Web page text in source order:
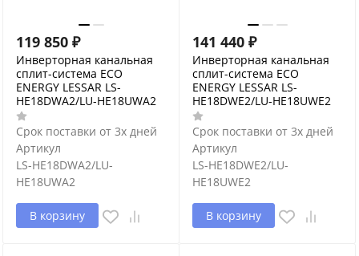
119 850 ₽
Инверторная канальная
сплит-система ECO
ENERGY LESSAR LS-
HE18DWA2/LU-HE18UWA2
Срок поставки от 3х дней
Артикул
LS-HE18DWA2/LU-
HE18UWA2
В корзину
141 440 ₽
Инверторная канальная
сплит-система ECO
ENERGY LESSAR LS-
HE18DWE2/LU-HE18UWE2
Срок поставки от 3х дней
Артикул
LS-HE18DWE2/LU-
HE18UWE2
В корзину